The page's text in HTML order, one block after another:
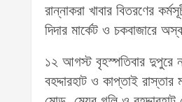
রান্নাকরা খাবার বিতরণের
দিদার মার্কেট ও চকবাজারে
১২ আগস্ট বৃহস্পতিবার দুপুরে
বহদ্দারহাট ও কাপ্তাই